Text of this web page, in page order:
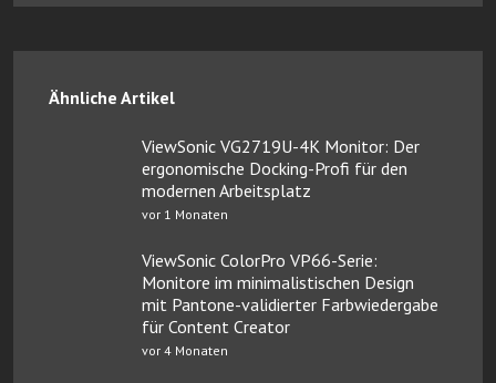
Ähnliche Artikel
ViewSonic VG2719U-4K Monitor: Der
ergonomische Docking-Profi für den
modernen Arbeitsplatz
vor 1 Monaten
ViewSonic ColorPro VP66-Serie:
Monitore im minimalistischen Design
mit Pantone-validierter Farbwiedergabe
für Content Creator
vor 4 Monaten